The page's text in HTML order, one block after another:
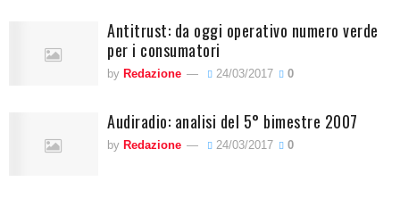
Antitrust: da oggi operativo numero verde
per i consumatori
by Redazione 24/03/2017 0
Audiradio: analisi del 5° bimestre 2007
by Redazione 24/03/2017 0